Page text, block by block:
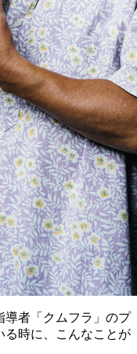
者「クムフラ」のプ
る時に、こんなことが